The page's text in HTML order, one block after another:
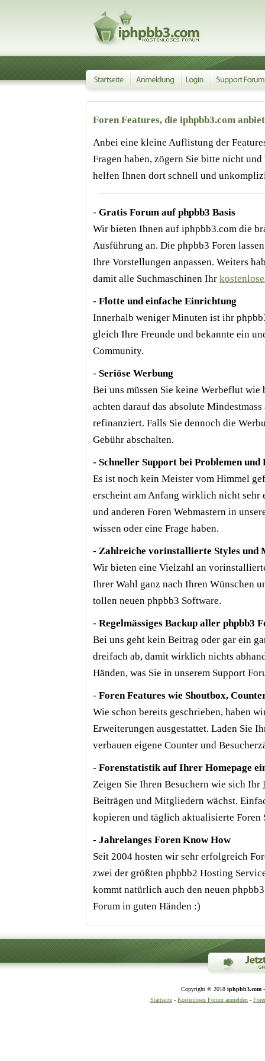
Foren Features, die iphpbb3.com
Anbei eine kleine Auflistung der
Fragen haben, zögern Sie bitte nicht
helfen Ihnen dort schnell und
- Gratis Forum auf phpbb3 Basis
Wir bieten Ihnen auf iphpbb3.com die
Ausführung an. Die phpbb3 Foren
Ihre Vorstellungen anpassen. Weiters
damit alle Suchmaschinen Ihr
- Flotte und einfache Einrichtung
Innerhalb weniger Minuten ist ihr
gleich Ihre Freunde und bekannte ein
Community.
- Seriöse Werbung
Bei uns müssen Sie keine Werbeflut
achten darauf das absolute
refinanziert. Falls Sie dennoch die
Gebühr abschalten.
- Schneller Support bei Problemen und
Es ist noch kein Meister vom Himmel
erscheint am Anfang wirklich nicht sehr
und anderen Foren Webmastern in
wissen oder eine Frage haben.
- Zahlreiche vorinstallierte Styles und
Wir bieten eine Vielzahl an
Ihrer Wahl ganz nach Ihren Wünschen
tollen neuen phpbb3 Software.
- Regelmässiges Backup aller phpbb3
Bei uns geht kein Beitrag oder gar ein
dreifach ab, damit wirklich nichts
Händen, was Sie in unserem Support
- Foren Features wie Shoutbox,
Wie schon bereits geschrieben, haben
Erweiterungen ausgestattet. Laden Sie
verbauen eigene Counter und
- Forenstatistik auf Ihrer Homepage
Zeigen Sie Ihren Besuchern wie sich Ihr
Beiträgen und Mitgliedern wächst.
kopieren und täglich aktualisierte Foren
- Jahrelanges Foren Know How
Seit 2004 hosten wir sehr erfolgreich
zwei der größten phpbb2 Hosting
kommt natürlich auch den neuen
Forum in guten Händen :)
Copyright © 2018 iphpbb3.com
Startseite - Kostenloses Forum anmelden -